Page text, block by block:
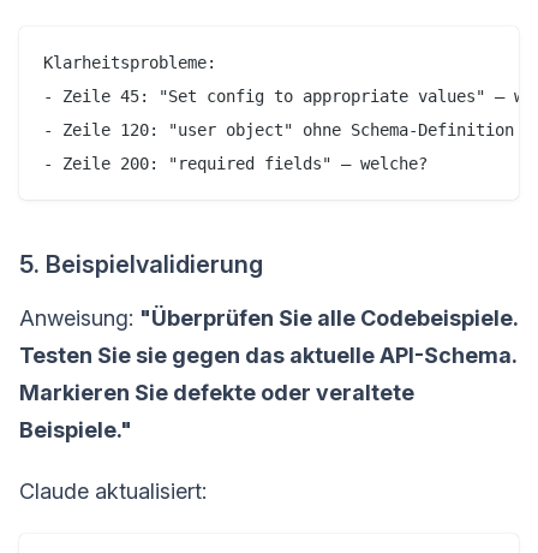
Klarheitsprobleme:
- Zeile 45: "Set config to appropriate values" –
- Zeile 120: "user object" ohne Schema-Definition
5. Beispielvalidierung
Anweisung: "Überprüfen Sie alle Codebeispiele.
Testen Sie sie gegen das aktuelle API-Schema.
Markieren Sie defekte oder veraltete
Beispiele."
Claude aktualisiert: